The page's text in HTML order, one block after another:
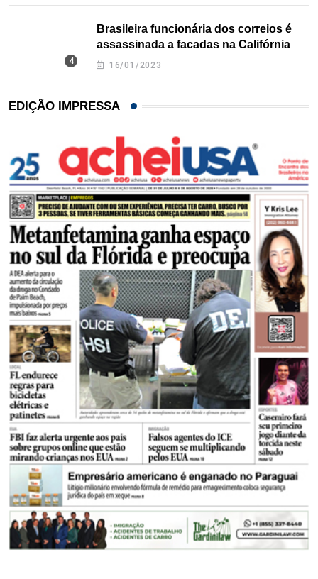
Brasileira funcionária dos correios é
assassinada a facadas na Califórnia
16/01/2023
EDIÇÃO IMPRESSA